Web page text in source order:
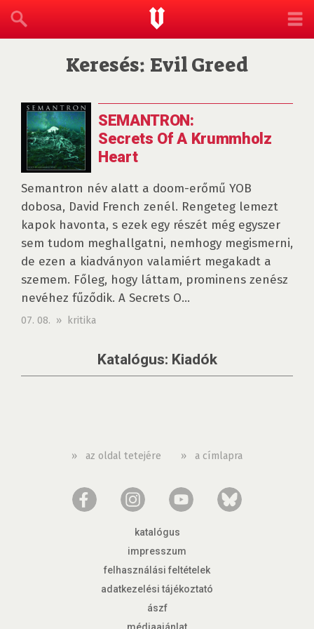
Keresés: Evil Greed
SEMANTRON:
Secrets Of A Krummholz
Heart
Semantron név alatt a doom-erőmű YOB
dobosa, David French zenél. Rengeteg lemezt
kapok havonta, s ezek egy részét még egyszer
sem tudom meghallgatni, nemhogy megismerni,
de ezen a kiadványon valamiért megakadt a
szemem. Főleg, hogy láttam, prominens zenész
nevéhez fűződik. A Secrets O...
07. 08. » kritika
Katalógus: Kiadók
» az oldal tetejére » a címlapra
katalógus
impresszum
felhasználási feltételek
adatkezelési tájékoztató
ászf